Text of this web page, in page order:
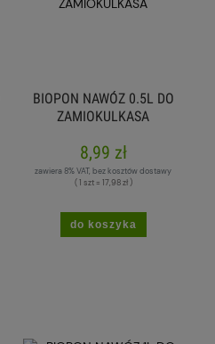
BIOPON NAWÓZ 0.5L DO
ZAMIOKULKASA
8,99 zł
zawiera 8% VAT, bez kosztów dostawy
( 1 szt = 17,98 zł )
do koszyka